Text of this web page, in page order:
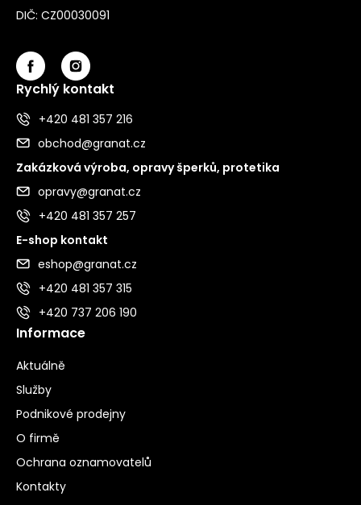
DIČ: CZ00030091
Rychlý kontakt
+420 481 357 216
obchod@granat.cz
Zakázková výroba, opravy šperků, protetika
opravy@granat.cz
+420 481 357 257
E-shop kontakt
eshop@granat.cz
+420 481 357 315
+420 737 206 190
Informace
Aktuálně
Služby
Podnikové prodejny
O firmě
Ochrana oznamovatelů
Kontakty